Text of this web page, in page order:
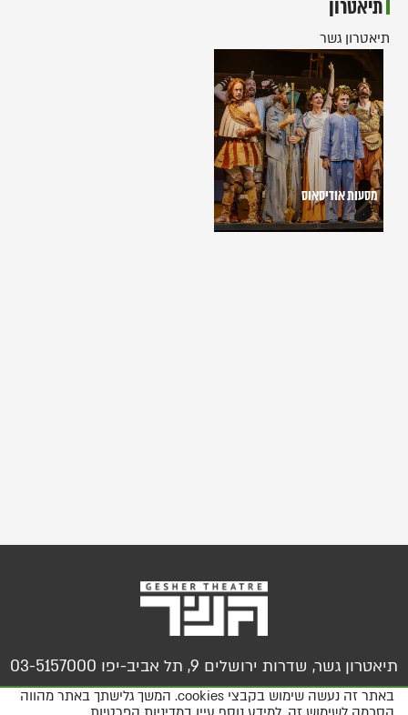
תיאטרון
תיאטרון גשר
מסעות
אודיסאוס
מסעות אודיסאוס
תיאטרון גשר, שדרות ירושלים 9, תל אביב-יפו 03-5157000
באתר זה נעשה שימוש בקבצי cookies. המשך גלישתך באתר מהווה